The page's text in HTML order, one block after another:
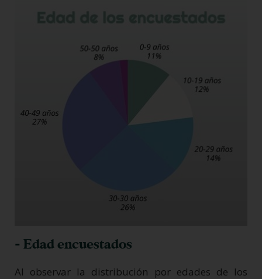
- Edad encuestados
Al observar la distribución por edades de los